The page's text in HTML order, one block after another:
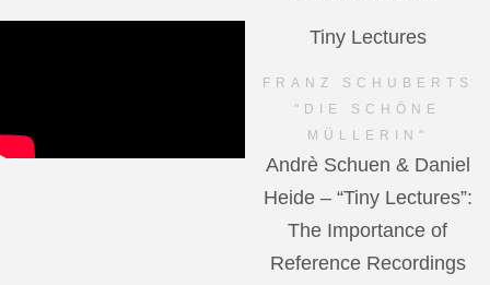
Tiny Lectures
FRANZ SCHUBERTS
"DIE SCHÖNE
MÜLLERIN"
Andrè Schuen & Daniel
Heide – “Tiny Lectures”:
The Importance of
Reference Recordings